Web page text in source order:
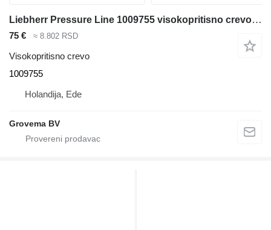
Liebherr Pressure Line 1009755 visokopritisno crevo za Liebherr R914B / R914C / R924 B / R924 C bagera
75 € ≈ 8.802 RSD
Visokopritisno crevo
1009755
Holandija, Ede
Grovema BV